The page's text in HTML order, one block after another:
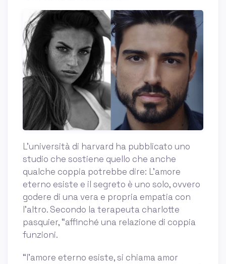
L’università di harvard ha pubblicato uno
studio che sostiene quello che anche
qualche coppia potrebbe dire: L’amore
eterno esiste e il segreto è uno solo, ovvero
godere di una vera e propria empatia con
l’altro. Secondo la terapeuta charlotte
pasquier, “affinché una relazione di coppia
funzioni.
“l'amore eterno esiste, si chiama amor